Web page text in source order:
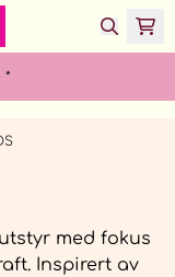
*
med fokus
Inspirert av